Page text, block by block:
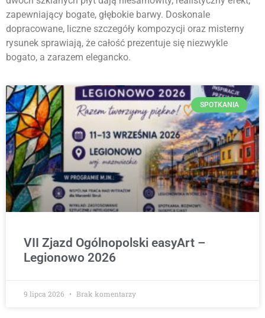
zapewniający bogate, głębokie barwy. Doskonale
dopracowane, liczne szczegóły kompozycji oraz misterny
rysunek sprawiają, że całość prezentuje się niezwykle
bogato, a zarazem elegancko.
SPOTKANIA
VII Zjazd Ogólnopolski easyArt –
Legionowo 2026
9 lipca 2026 Brak komentarzy